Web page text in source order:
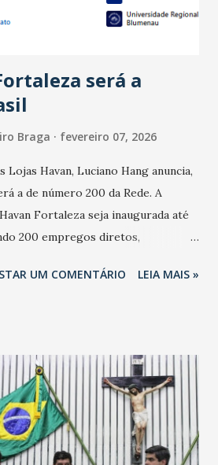
Outros 1% não existiam em
outubro, o faturamento também
será a
Braga fevereiro 07, 2026
Lojas Havan, Luciano Hang anuncia,
a de número 200 da Rede. A
Fortaleza seja inaugurada até
200 empregos diretos,
foi anunciada oficialmente, mas
UM COMENTÁRIO LEIA MAIS »